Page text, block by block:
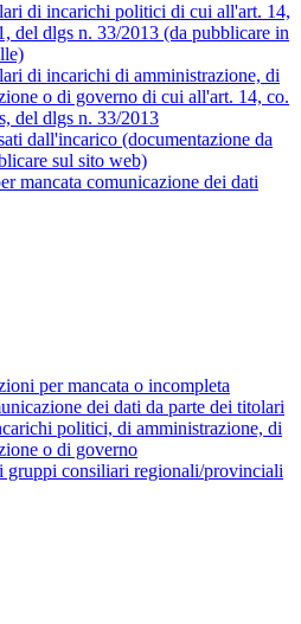
di incarichi politici di cui all'art. 14,
del dlgs n. 33/2013 (da pubblicare in
di incarichi di amministrazione, di
o di governo di cui all'art. 14, co.
del dlgs n. 33/2013
dall'incarico (documentazione da
sul sito web)
mancata comunicazione dei dati
per mancata o incompleta
dei dati da parte dei titolari
politici, di amministrazione, di
o di governo
gruppi consiliari regionali/provinciali